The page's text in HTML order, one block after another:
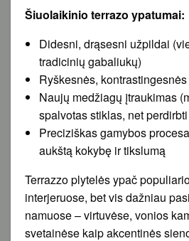
Šiuolaikinio terrazo ypatumai:
Didesni, drąsesni užpildai
tradicinių gabaliukų)
Ryškesnės,
Naujų medžiagų įtraukimas
spalvotas stiklas, net
Preciziškas gamybos
aukštą kokybę ir tikslumą
Terrazzo plytelės ypač
interjeruose, bet vis dažniau
namuose – virtuvėse, vonios
svetainėse kaip akcentinės